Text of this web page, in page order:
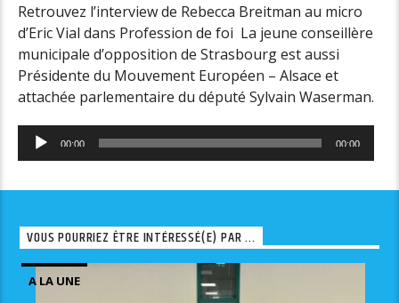
Retrouvez l’interview de Rebecca Breitman au micro
d’Eric Vial dans Profession de foi La jeune conseillère
municipale d’opposition de Strasbourg est aussi
Présidente du Mouvement Européen – Alsace et
attachée parlementaire du député Sylvain Waserman.
Lecteur
audio
00:00 00:00
VOUS POURRIEZ ÊTRE INTÉRESSÉ(E) PAR ...
A LA UNE